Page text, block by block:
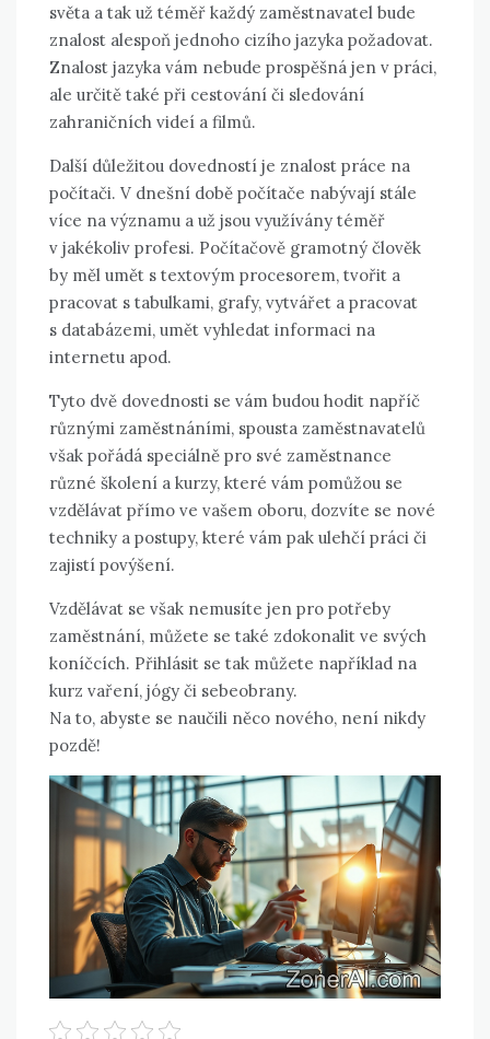
světa a tak už téměř každý zaměstnavatel bude
znalost alespoň jednoho cizího jazyka požadovat.
Znalost jazyka vám nebude prospěšná jen v práci,
ale určitě také při cestování či sledování
zahraničních videí a filmů.
Další důležitou dovedností je znalost práce na
počítači. V dnešní době počítače nabývají stále
více na významu a už jsou využívány téměř
v jakékoliv profesi. Počítačově gramotný člověk
by měl umět s textovým procesorem, tvořit a
pracovat s tabulkami, grafy, vytvářet a pracovat
s databázemi, umět vyhledat informaci na
internetu apod.
Tyto dvě dovednosti se vám budou hodit napříč
různými zaměstnáními, spousta zaměstnavatelů
však pořádá speciálně pro své zaměstnance
různé školení a kurzy, které vám pomůžou se
vzdělávat přímo ve vašem oboru, dozvíte se nové
techniky a postupy, které vám pak ulehčí práci či
zajistí povýšení.
Vzdělávat se však nemusíte jen pro potřeby
zaměstnání, můžete se také zdokonalit ve svých
koníčcích. Přihlásit se tak můžete například na
kurz vaření, jógy či sebeobrany.
Na to, abyste se naučili něco nového, není nikdy
pozdě!